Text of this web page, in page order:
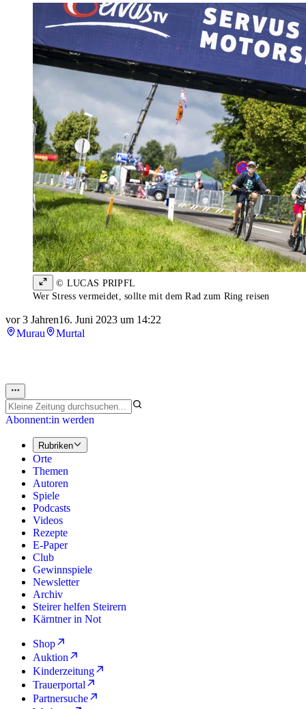
© LUCAS PRIPFL
Wer Stress vermeidet, sollte mit dem Rad zum Ring reisen
vor 3 Jahren16. Juni 2023 um 14:22
Murau
Murtal
Abonnent:in werden
Rubriken
Orte
Themen
Autoren
Spiele
Podcasts
Videos
Rezepte
E-Paper
Club
Gewinnspiele
Newsletter
Archiv
Steirer helfen Steirern
Kärntner in Not
Shop
Auktion
Kinderzeitung
Trauerportal
Partnersuche